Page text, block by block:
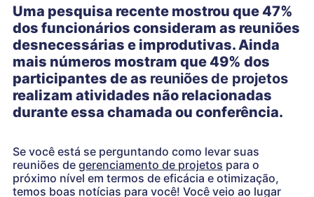
Uma pesquisa recente mostrou que 47%
dos funcionários consideram as reuniões
desnecessárias e improdutivas. Ainda
mais números mostram que 49% dos
participantes de as reuniõesde projetos
realizam atividades não relacionadas
durante essa chamada ou conferência.
Se você está se perguntando como levar suas
reuniões de gerenciamento de projetos para o
próximo nível em termos de eficácia e otimização,
temos boas notícias para você! Você veio ao lugar